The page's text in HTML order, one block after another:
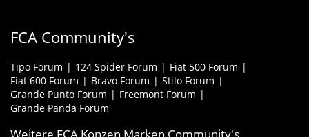
FCA Community's
Tipo Forum 124 Spider Forum
Fiat 500 Forum
Fiat 600 Forum
Bravo Forum
Stilo Forum
Grande Punto Forum
Freemont Forum
Grande Panda Forum